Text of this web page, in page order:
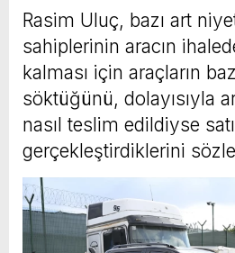
Rasim Uluç, bazı art
sahiplerinin aracın
kalması için araçların
söktüğünü, dolayısıyla
nasıl teslim edildiyse
gerçekleştirdiklerini